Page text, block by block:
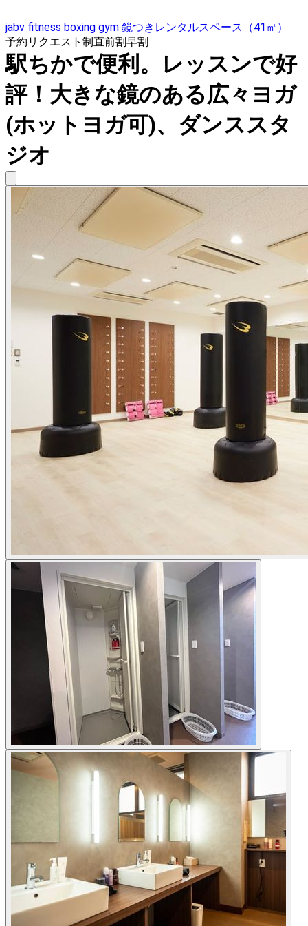
jabv fitness boxing gym 鏡つきレンタルスペース（41㎡）
予約リクエスト制直前割早割
駅ちかで便利。レッスンで好
評！大きな鏡のある広々ヨガ
(ホットヨガ可)、ダンススタ
ジオ